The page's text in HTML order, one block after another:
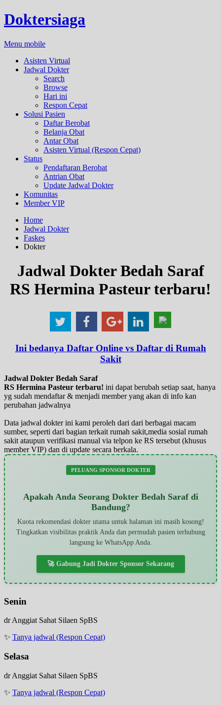
Doktersiaga
Menu mobile
Asisten Virtual
Jadwal Dokter
Search
Browse
Hari ini
Respon Cepat
Solusi Pasien
Daftar Berobat
Belanja Obat
Antar Obat
Asisten Virtual (Respon Cepat)
Status
Pendaftaran Berobat
Antrian Obat
Update Jadwal Dokter
Komunitas
Member VIP
Home
Jadwal Dokter
Faskes
Dokter
Jadwal Dokter Bedah Saraf
RS Hermina Pasteur terbaru!
Ini bedanya Daftar Online vs Daftar di Rumah
Sakit
Jadwal Dokter Bedah Saraf
RS Hermina Pasteur terbaru! ini dapat berubah setiap saat, hanya
yg sudah mendaftar & menjadi member yang akan di info kan
perubahan jadwalnya
Data jadwal dokter ini kami peroleh dari dari berbagai macam
sumber, seperti dari bagian terkait rumah sakit,media sosial rumah
sakit ataupun verifikasi manual via telpon ke RS tersebut (khusus
member VIP) dan di update secara berkala.
PELUANG SPONSOR DOKTER
Apakah Anda Seorang Dokter Bedah Saraf di
Bandung?
Kuota rekomendasi dokter utama untuk halaman ini masih kosong!
Tingkatkan visibilitas praktik Anda dan permudah pasien terhubung
langsung ke WhatsApp Anda.
🚀 Gabung Jadi Dokter Sponsor Sekarang
Senin
dr Anggiat Sahat Silaen SpBS
✨ Tanya jadwal (Respon Cepat)
Selasa
dr Anggiat Sahat Silaen SpBS
✨ Tanya jadwal (Respon Cepat)